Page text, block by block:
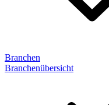
Branchen
Branchenübersicht